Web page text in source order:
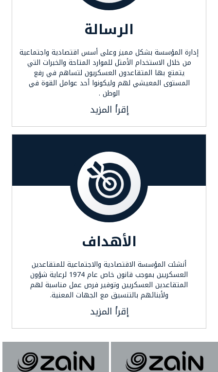
الرسالة
إدارة المؤسسة بشكل مميز وعلى أسس اقتصادية واجتماعية
من خلال الاستخدام الأمثل للموارد المتاحة والخبرات التي
يتمتع بها المتقاعدون العسكريون لتساهم في رفع
المستوى المعيشي لهم وليكونوا أحد عوامل القوة في
الوطن .
إقرأ المزيد
الأهداف
أنشئت المؤسسة الاقتصادية والاجتماعية للمتقاعدين
العسكريين بموجب قانون خاص عام 1974 لرعاية شؤون
المتقاعدين العسكريين وتوفير فرص عمل مناسبة لهم
ولأبنائهم بالتنسيق مع الجهات المعنية.
إقرأ المزيد